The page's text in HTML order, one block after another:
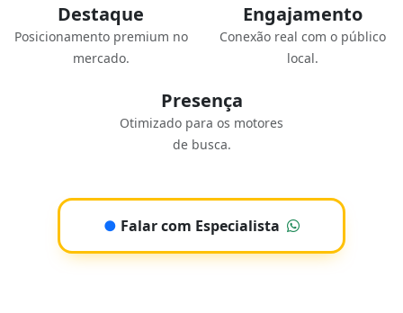
Destaque
Posicionamento premium no
mercado.
Engajamento
Conexão real com o público
local.
Presença
Otimizado para os motores
de busca.
● Falar com Especialista